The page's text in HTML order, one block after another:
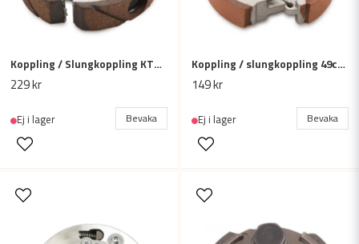
Koppling / Slungkoppling KTM 50 SR50 SX 50cc
229 kr
Ej i lager Bevaka
Koppling / slungkoppling 49cc mini ATV / minicross (med kilspår)
149 kr
Ej i lager Bevaka